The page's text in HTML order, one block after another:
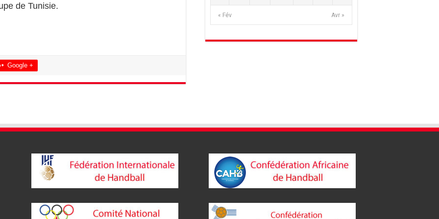
de Tunisie.
Google +
« Fév Avr »